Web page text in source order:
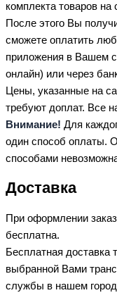
комплекта товаров на
После этого Вы
сможете оплатить
приложения в Вашем
онлайн) или через
Цены, указанные на
требуют доплат. Все
Внимание! Для
один способ оплаты.
способами
Доставка
При оформлении
бесплатна.
Бесплатная доставка
выбранной Вами
службы в нашем